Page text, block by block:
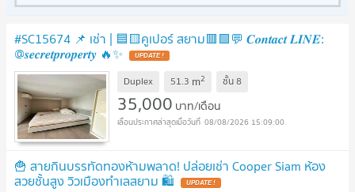
#SC15674 📌 เช่า | 🟦🟨คูเปอร์ สยาม🟥🟩💬 𝑪𝒐𝒏𝒕𝒂𝒄𝒕 𝑳𝑰𝑵𝑬:
@𝒔𝒆𝒄𝒓𝒆𝒕𝒑𝒓𝒐𝒑𝒆𝒓𝒕𝒚 🔥✨
Duplex 51.3 m2 ชั้น8
35,000 บาท/เดือน
08/08/2026 15:09:00
🍟 สายกินบรรทัดทองห้ามพลาด! ปล่อยเช่า Cooper Siam ห้อง
สวยชั้นสูง วิวเมืองทำเลสยาม 🛍️